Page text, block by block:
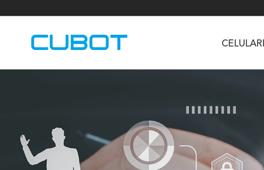
TAB KingKong S TAB KingKong MiNi
U2
Neo 1a